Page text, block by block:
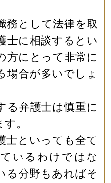
務として法律を取
士に相談するとい
方にとって非常に
場合が多いでしょ
る弁護士は慎重に
。
士といっても全て
いるわけではな
る分野もあればそ